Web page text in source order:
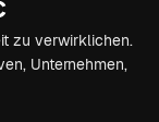
zu verwirklichen.
Unternehmen,